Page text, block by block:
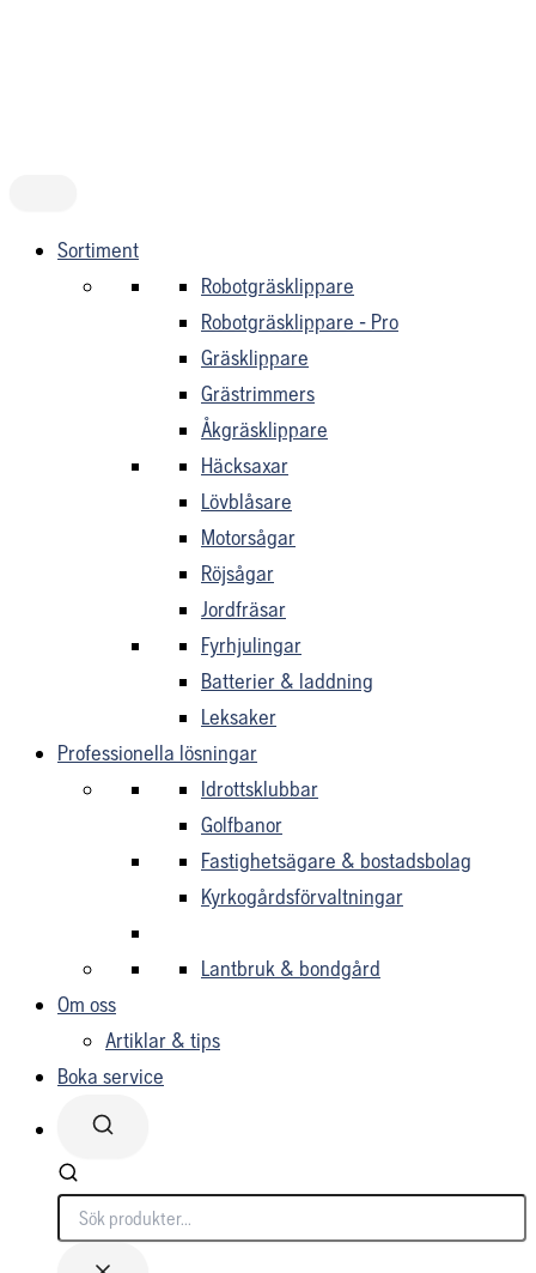
Sortiment
Robotgräsklippare
Robotgräsklippare - Pro
Gräsklippare
Grästrimmers
Åkgräsklippare
Häcksaxar
Lövblåsare
Motorsågar
Röjsågar
Jordfräsar
Fyrhjulingar
Batterier & laddning
Leksaker
Professionella lösningar
Idrottsklubbar
Golfbanor
Fastighetsägare & bostadsbolag
Kyrkogårdsförvaltningar
Lantbruk & bondgård
Om oss
Artiklar & tips
Boka service
Söker...